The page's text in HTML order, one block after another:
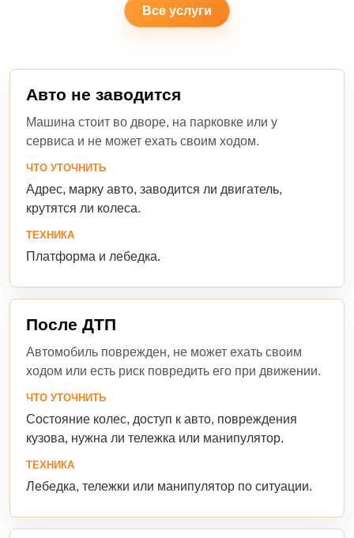
Все услуги
Авто не заводится
Машина стоит во дворе, на парковке или у
сервиса и не может ехать своим ходом.
ЧТО УТОЧНИТЬ
Адрес, марку авто, заводится ли двигатель,
крутятся ли колеса.
ТЕХНИКА
Платформа и лебедка.
После ДТП
Автомобиль поврежден, не может ехать своим
ходом или есть риск повредить его при движении.
ЧТО УТОЧНИТЬ
Состояние колес, доступ к авто, повреждения
кузова, нужна ли тележка или манипулятор.
ТЕХНИКА
Лебедка, тележки или манипулятор по ситуации.